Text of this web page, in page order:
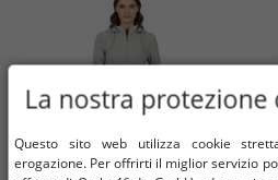
La nostra
Questo sito web utilizza cookie
erogazione. Per offrirti il ​​miglior servizio